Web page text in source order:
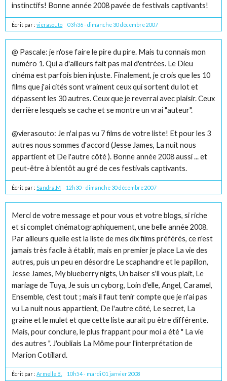
instinctifs! Bonne année 2008 pavée de festivals captivants!
Écrit par :vierasouto 03h36-dimanche 30 décembre 2007
@ Pascale: je n'ose faire le pire du pire. Mais tu connais mon
numéro 1. Qui a d'ailleurs fait pas mal d'entrées. Le Dieu
cinéma est parfois bien injuste. Finalement, je crois que les 10
films que j'ai cités sont vraiment ceux qui sortent du lot et
dépassent les 30 autres. Ceux que je reverrai avec plaisir. Ceux
derrière lesquels se cache et se montre un vrai "auteur".
@vierasouto: Je n'ai pas vu 7 films de votre liste! Et pour les 3
autres nous sommes d'accord (Jesse James, La nuit nous
appartient et De l'autre côté ). Bonne année 2008 aussi ... et
peut-être à bientôt au gré de ces festivals captivants.
Écrit par : Sandra.M 12h30-dimanche 30 décembre 2007
Merci de votre message et pour vous et votre blogs, si riche
et si complet cinématographiquement, une belle année 2008.
Par ailleurs quelle est la liste de mes dix films préférés, ce n'est
jamais très facile à établir, mais en premier je place La vie des
autres, puis un peu en désordre Le scaphandre et le papillon,
Jesse James, My blueberry nigts, Un baiser s'il vous plait, Le
mariage de Tuya, Je suis un cyborg, Loin d'elle, Angel, Caramel,
Ensemble, c'est tout ; mais il faut tenir compte que je n'ai pas
vu La nuit nous appartient, De l'autre côté, Le secret, La
graine et le mulet et que cette liste aurait pu être différente.
Mais, pour conclure, le plus frappant pour moi a été " La vie
des autres ". J'oubliais La Môme pour l'interprétation de
Marion Cotillard.
Écrit par :Armelle B. 10h54- mardi 01 janvier 2008